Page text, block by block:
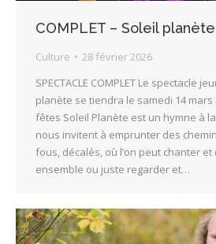
COMPLET – Soleil planète
Culture
28 février 2026
SPECTACLE COMPLET Le spectacle
planète se tiendra le samedi 14 mars
fêtes Soleil Planète est un hymne à
nous invitent à emprunter des
fous, décalés, où l’on peut chanter
ensemble ou juste regarder et…